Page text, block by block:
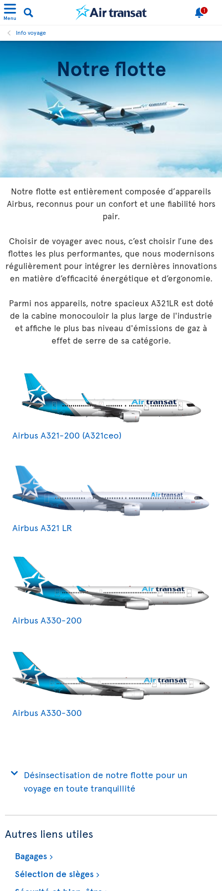
Menu
1
Info voyage
Notre flotte
Notre flotte est entièrement composée d’appareils
Airbus, reconnus pour un confort et une fiabilité hors
pair.
Choisir de voyager avec nous, c’est choisir l’une des
flottes les plus performantes, que nous modernisons
régulièrement pour intégrer les dernières innovations
en matière d’efficacité énergétique et d’ergonomie.
Parmi nos appareils, notre spacieux A321LR est doté
de la cabine monocouloir la plus large de l'industrie
et affiche le plus bas niveau d'émissions de gaz à
effet de serre de sa catégorie.
Airbus A321-200 (A321ceo)
Airbus A321 LR
Airbus A330-200
Airbus A330-300
Désinsectisation de notre flotte pour un
voyage en toute tranquillité
Autres liens utiles
Bagages
Sélection de sièges